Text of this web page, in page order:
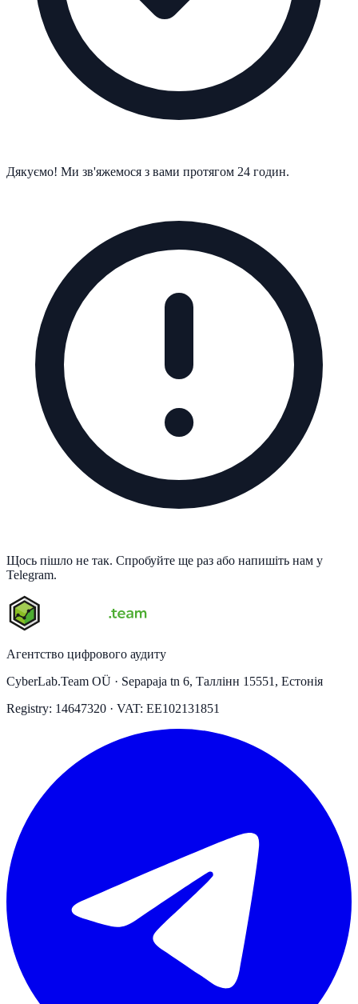
Дякуємо! Ми зв'яжемося з вами протягом 24 годин.
Щось пішло не так. Спробуйте ще раз або напишіть нам у
Telegram.
Агентство цифрового аудиту
CyberLab.Team OÜ · Sepapaja tn 6, Таллінн 15551, Естонія
Registry: 14647320 · VAT: EE102131851